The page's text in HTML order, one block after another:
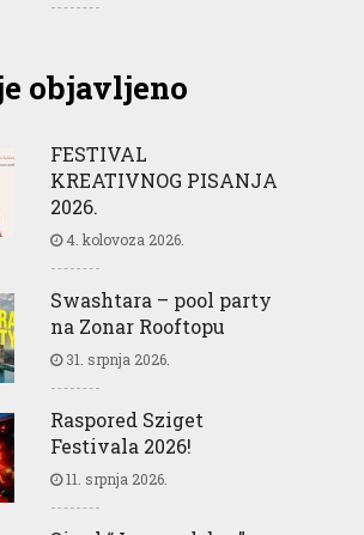
objavljeno
FESTIVAL
KREATIVNOG PISANJA
2026.
4. kolovoza 2026.
Swashtara – pool party
na Zonar Rooftopu
31. srpnja 2026.
Raspored Sziget
Festivala 2026!
11. srpnja 2026.